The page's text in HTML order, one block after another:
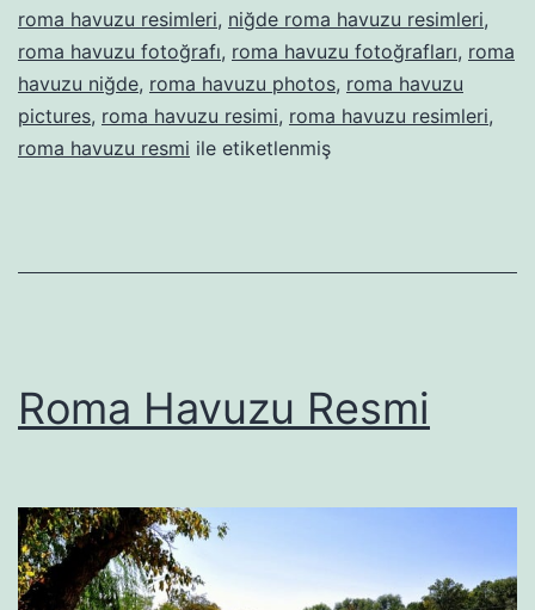
roma havuzu resimleri, niğde roma havuzu resimleri,
roma havuzu fotoğrafı, roma havuzu fotoğrafları, roma
havuzu niğde, roma havuzu photos, roma havuzu
pictures, roma havuzu resimi, roma havuzu resimleri,
roma havuzu resmi ile etiketlenmiş
Roma Havuzu Resmi